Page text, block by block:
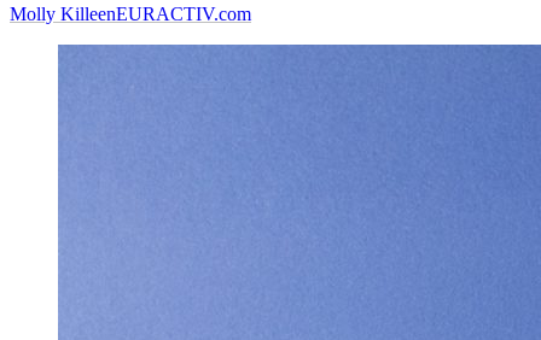
Molly KilleenEURACTIV.com